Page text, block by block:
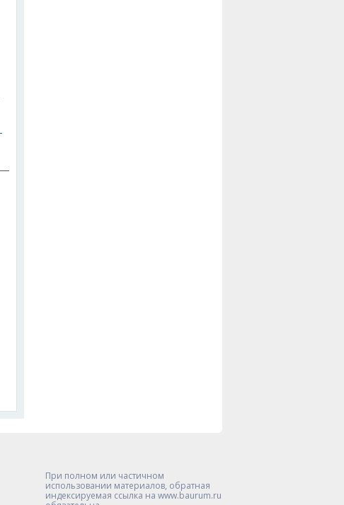
При полном или частичном
использовании материалов, обратная
индексируемая ссылка на www.baurum.ru